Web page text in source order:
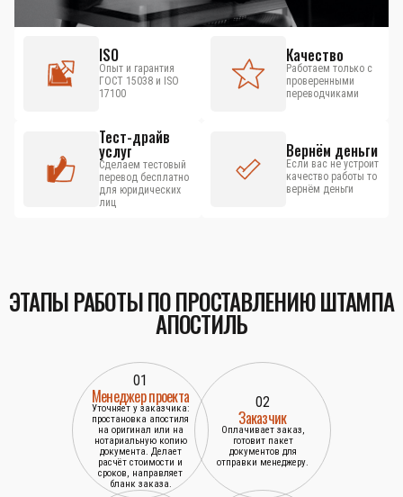
ISO
Опыт и гарантия
ГОСТ 15038 и ISO
17100
Качество
Работаем только с
проверенными
переводчиками
Тест-драйв
услуг
Сделаем тестовый
перевод бесплатно
для юридических
лиц
Вернём деньги
Если вас не устроит
качество работы то
вернём деньги
ЭТАПЫ РАБОТЫ ПО ПРОСТАВЛЕНИЮ ШТАМПА
АПОСТИЛЬ
01
Менеджер проекта
Уточняет у заказчика:
простановка апостиля
на оригинал или на
нотариальную копию
документа. Делает
расчёт стоимости и
сроков, направляет
бланк заказа.
02
Заказчик
Оплачивает заказ,
готовит пакет
документов для
отправки менеджеру.